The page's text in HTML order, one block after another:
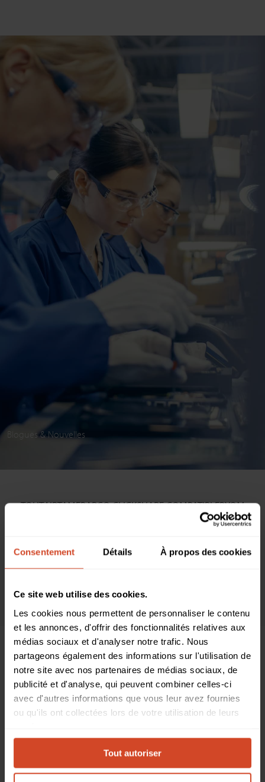
Consentement Détails À propos des cookies
Ce site web utilise des cookies.
Les cookies nous permettent de personnaliser le contenu
et les annonces, d'offrir des fonctionnalités relatives aux
médias sociaux et d'analyser notre trafic. Nous
partageons également des informations sur l'utilisation de
notre site avec nos partenaires de médias sociaux, de
publicité et d'analyse, qui peuvent combiner celles-ci
avec d'autres informations que vous leur avez fournies
ou qu'ils ont collectées lors de votre utilisation de leurs
Tout autoriser
Blogues & Nouvelles
TOUTAIRTAMEBARCO CLICKSHARE COMPATIBLEBYOM
COMPATIBLE BARCO CLICKSHARE
ÉVÉNEMENTSHETMA LENOVO LOGICIELLOGITECHMAXHUB
MULTIPLE CAMÉRAS
Q-SYS COMPATIBLETEAMS
BYOM, COMPATIBILITÉ, PARTNERSHIP, Q-SYS COMPATIBLE
Améliorer l’intégration AV :
compatibilité entre TOGGLE
ROOMS d’INOGENI et Q-SYS